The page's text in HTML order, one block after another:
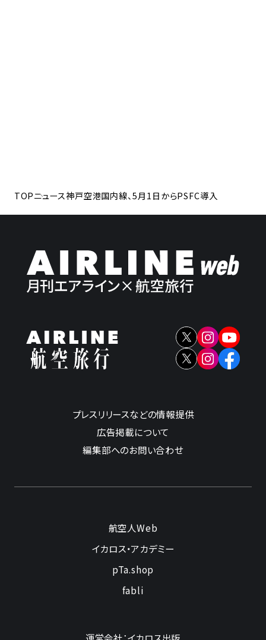
TOPニュース神戸空港国内線、5月1日からPSFC導入
プレスリリースなどの情報提供
広告掲載について
編集部へのお問い合わせ
航空人Web
イカロス・アカデミー
pTa.shop
fabli